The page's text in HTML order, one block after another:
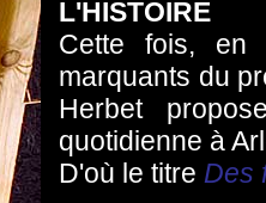
L'HISTOIRE
Cette fois, en
marquants du
Herbet
quotidienne à
D'où le titre Des